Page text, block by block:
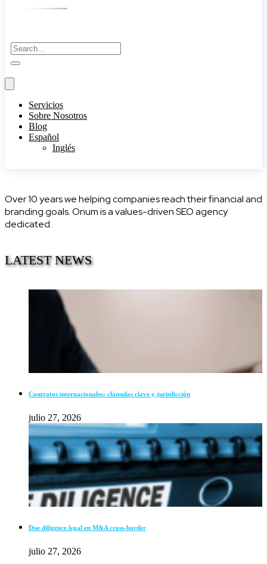
Servicios
Sobre Nosotros
Blog
Español
Inglés
Over 10 years we helping companies reach their financial and
branding goals. Onum is a values-driven SEO agency
dedicated.
LATEST NEWS
Contratos internacionales: cláusulas clave y jurisdicción
julio 27, 2026
Due diligence legal en M&A cross-border
julio 27, 2026